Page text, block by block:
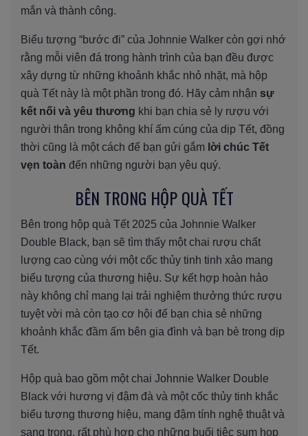
mắn và thành công.
Biểu tượng “bước đi” của Johnnie Walker còn gợi nhớ
rằng mỗi viên đá trong hành trình của bạn đều được
xây dựng từ những khoảnh khắc nhỏ nhặt, mà hộp
quà Tết này là một phần trong đó. Hãy cảm nhận sự
kết nối và yêu thương khi bạn chia sẻ ly rượu với
người thân trong không khí ấm cúng của dịp Tết, đồng
thời cũng là một cách để bạn gửi gắm lời chúc Tết
vẹn toàn đến những người bạn yêu quý.
BÊN TRONG HỘP QUÀ TẾT
Bên trong hộp quà Tết 2025 của Johnnie Walker
Double Black, bạn sẽ tìm thấy một chai rượu chất
lượng cao cùng với một cốc thủy tinh tinh xảo mang
biểu tượng của thương hiệu. Sự kết hợp hoàn hảo
này không chỉ mang lại trải nghiệm thưởng thức rượu
tuyệt vời mà còn tạo cơ hội để bạn chia sẻ những
khoảnh khắc đầm ấm bên gia đình và bạn bè trong dịp
Tết.
Hộp quà bao gồm một chai Johnnie Walker Double
Black với hương vị đậm đà và một cốc thủy tinh khắc
biểu tượng thương hiệu, mang đậm tính nghệ thuật và
sang trọng, rất phù hợp cho những buổi tiệc sum họp